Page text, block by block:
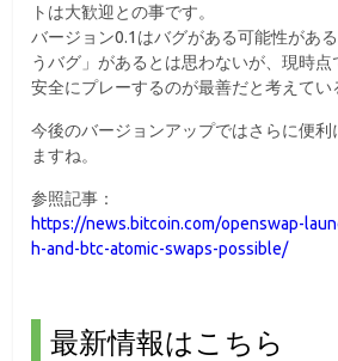
トは大歓迎との事です。
バージョン0.1はバグがある可能性があ
うバグ」があるとは思わないが、現時
安全にプレーするのが最善だと考えてい
今後のバージョンアップではさらに便利
ますね。
参照記事：
https://news.bitcoin.com/openswap-
h-and-btc-atomic-swaps-possible/
最新情報はこちら